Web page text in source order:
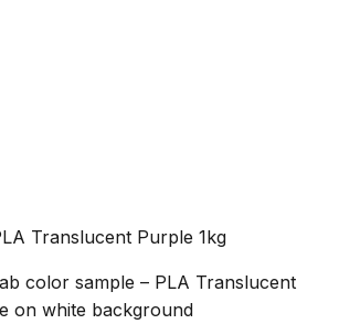
Translucent Purple 1kg